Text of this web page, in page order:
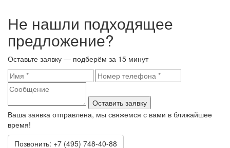
Не нашли подходящее
предложение?
Оставьте заявку — подберём за 15 минут
Оставить заявку
Ваша заявка отправлена, мы свяжемся с вами в ближайшее
время!
Позвонить: +7 (495) 748-40-88